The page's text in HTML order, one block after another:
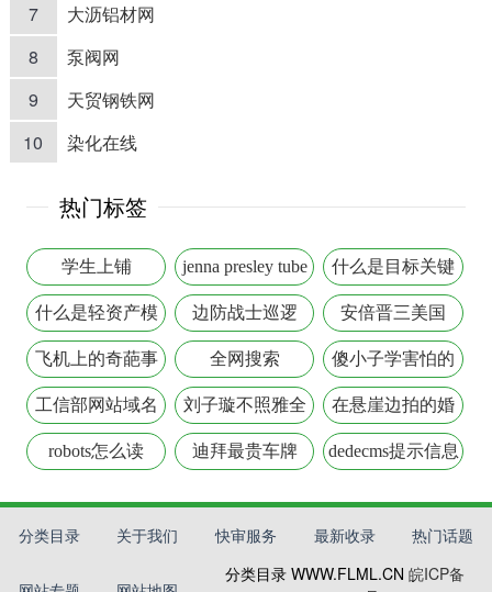
7
大沥铝材网
8
泵阀网
9
天贸钢铁网
10
染化在线
热门标签
学生上铺 jenna presley tube
什么是目标关键
词
什么是轻资产模
式
边防战士巡逻 安倍晋三美国
飞机上的奇葩事 全网搜索
傻小子学害怕的
故事
工信部网站域名
备案
刘子璇不照雅全
图
在悬崖边拍的婚
纱照
robots怎么读 迪拜最贵车牌
dedecms提示信息
分类目录 关于我们 快审服务 最新收录 热门话题
分类目录 WWW.FLML.CN 皖ICP备